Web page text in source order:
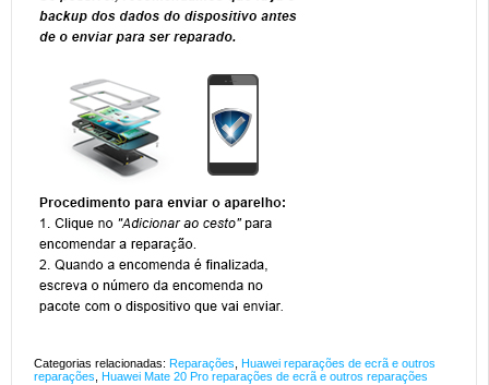
Categorias relacionadas: Reparações Huawei reparações de ecrã e outros
reparações Huawei Mate 20 Pro reparações de ecrã e outros reparações